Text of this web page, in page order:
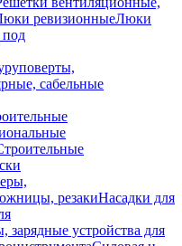
ревизионныеЛюки
сабельные
резакиНасадки для
зарядные устройства для